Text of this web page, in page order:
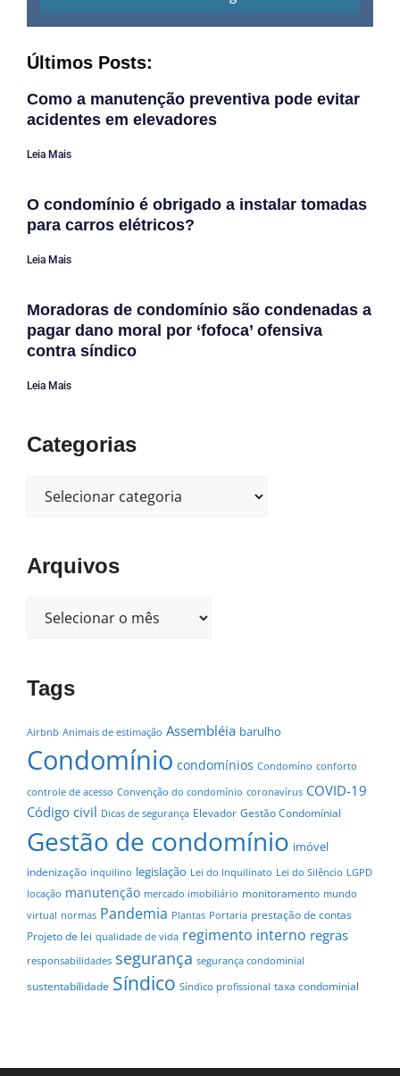
Últimos Posts:
Como a manutenção preventiva pode evitar
acidentes em elevadores
Leia Mais
O condomínio é obrigado a instalar tomadas
para carros elétricos?
Leia Mais
Moradoras de condomínio são condenadas a
pagar dano moral por ‘fofoca’ ofensiva
contra síndico
Leia Mais
Categorias
Arquivos
Tags
Airbnb Animais de estimação Assembléia barulho
Condomínio condomínios Condomíno conforto
controle de acesso Convenção do condomínio coronavírus COVID-19
Código civil Dicas de segurança Elevador Gestão Condomínial
Gestão de condomínio imóvel
indenização inquilino legislação Lei do Inquilinato Lei do Silêncio LGPD
locação manutenção mercado imobiliário monitoramento mundo
virtual normas Pandemia Plantas Portaria prestação de contas
Projeto de lei qualidade de vida regimento interno regras
responsabilidades segurança segurança condominial
sustentabilidade Síndico Síndico profissional taxa condominial